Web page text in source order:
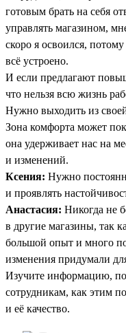
готовым брать на себя
управлять магазином,
скоро я освоился,
всё устроено.
И если предлагают
что нельзя всю жизнь
Нужно выходить из
Зона комфорта может
она удерживает нас на
и изменений.
Ксения: Нужно
и проявлять
Анастасия: Никогда не
в другие магазины, так
большой опыт и много
изменения придумали
Изучите информацию,
сотрудникам, как этим
и её качество.